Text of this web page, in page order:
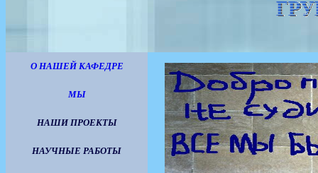
О НАШЕЙ КАФЕДРЕ
МЫ
НАШИ ПРОЕКТЫ
НАУЧНЫЕ РАБОТЫ